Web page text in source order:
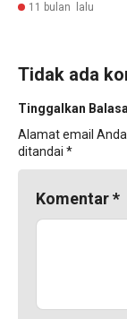
11 bulan lalu
Tidak ada
Tinggalkan
Alamat email
ditandai *
Komentar*